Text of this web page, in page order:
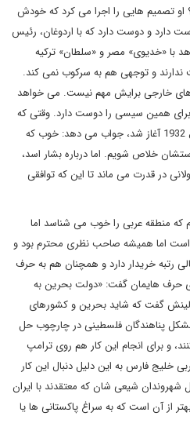
او تصمیم هایی را اجرا می کرد که خودش
دارد و دوست دارد که با اردوغان، رئیس
با «خدیوی» مصر و «سلطان» ترکیه
و توجهی هم به سرکوب نمی کند.
خارجی برایش مهم نیست. می خواهد
برای همین سیسی را دوست دارد. وقتی که
به او گفته می شود عمر اخوان از سال 1932 آغاز شد، جواب می دهد: خوب که
خلاص شویم. اما درباره بشار اسد،
در قدرت می ماند تا این که توافقی
که منطقه عربی را خوب می شناسد اما
اما همیشه صاحب نظری محترم بود و
رتبه خریدار دارد و همچنان هم به حرف
حرف هایمان گفت: «دولت بحرین به
گفت که شاید بحرین و کشورهای
پناهندگان فلسطینی در چارچوب حل
و برای انجام این کار هم روی ترامپ
فارس به این دلیل دنبال این کار
شهروندان شیعی شان که معتقدند با ایران
از آن است که به سراغ پاکستانی ها یا